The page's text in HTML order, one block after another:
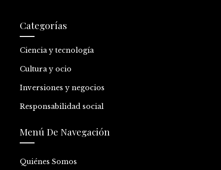
Categorías
Ciencia y tecnología
Cultura y ocio
Inversiones y negocios
Responsabilidad social
Menú De Navegación
Quiénes Somos